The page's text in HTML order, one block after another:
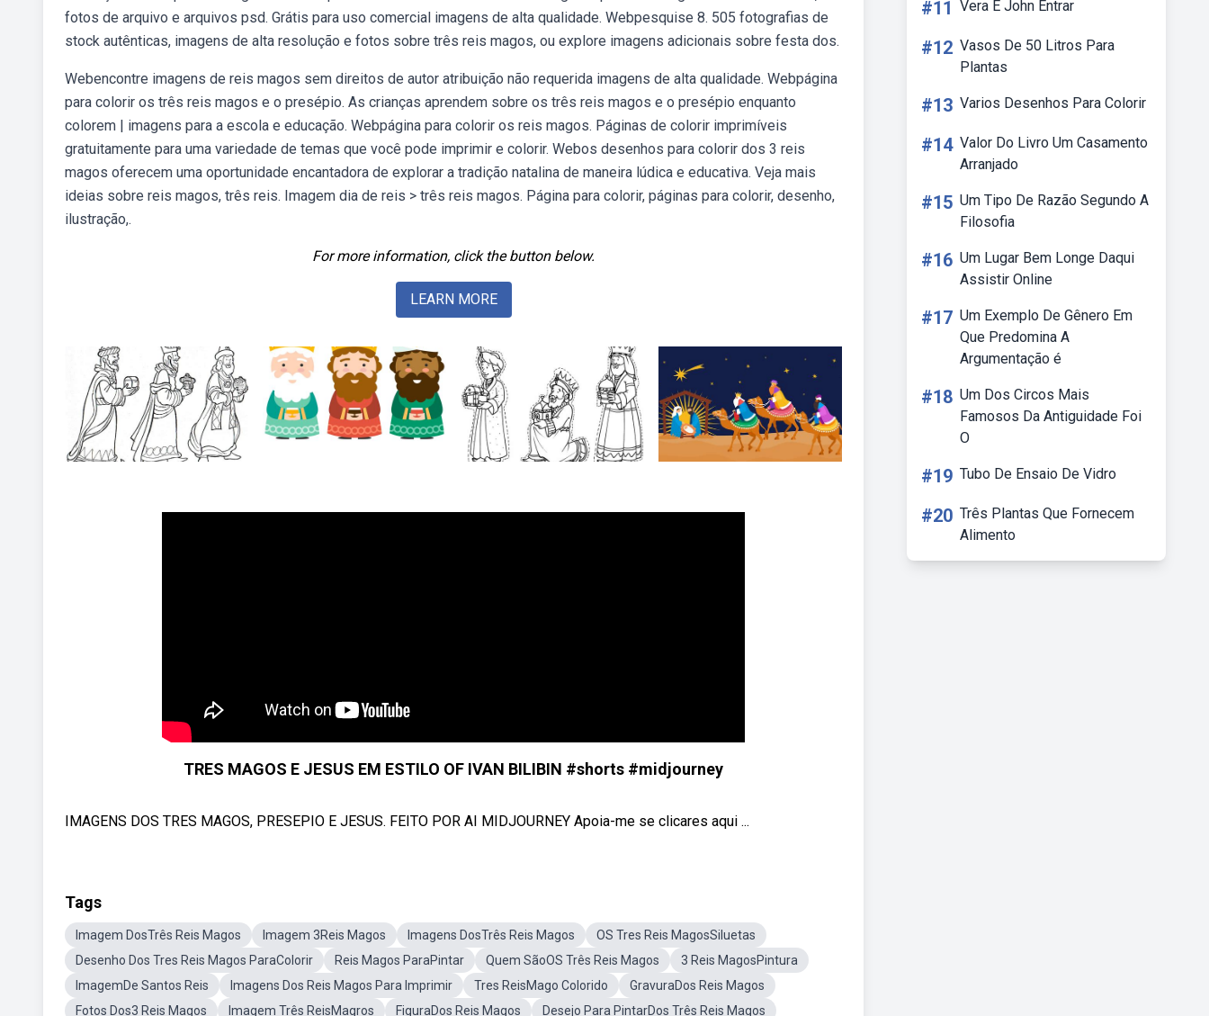
fotos de arquivo e arquivos psd. Grátis para uso comercial imagens de alta qualidade. Webpesquise 8. 505 fotografias de
stock autênticas, imagens de alta resolução e fotos sobre três reis magos, ou explore imagens adicionais sobre festa dos.
Webencontre imagens de reis magos sem direitos de autor atribuição não requerida imagens de alta qualidade. Webpágina
para colorir os três reis magos e o presépio. As crianças aprendem sobre os três reis magos e o presépio enquanto
colorem | imagens para a escola e educação. Webpágina para colorir os reis magos. Páginas de colorir imprimíveis
gratuitamente para uma variedade de temas que você pode imprimir e colorir. Webos desenhos para colorir dos 3 reis
magos oferecem uma oportunidade encantadora de explorar a tradição natalina de maneira lúdica e educativa. Veja mais
ideias sobre reis magos, três reis. Imagem dia de reis > três reis magos. Página para colorir, páginas para colorir, desenho,
ilustração,.
For more information, click the button below.
LEARN MORE
TRES MAGOS E JESUS EM ESTILO OF IVAN BILIBIN #shorts #midjourney
IMAGENS DOS TRES MAGOS, PRESEPIO E JESUS. FEITO POR AI MIDJOURNEY Apoia-me se clicares aqui ...
Tags
Imagem DosTrês Reis Magos Imagem 3Reis Magos Imagens DosTrês Reis Magos
OS Tres Reis MagosSiluetas
Desenho Dos Tres Reis Magos ParaColorir
Reis Magos ParaPintar Quem SãoOS Três Reis Magos
3 Reis MagosPintura
ImagemDe Santos Reis
Imagens Dos Reis Magos Para Imprimir Tres ReisMago Colorido
GravuraDos Reis Magos
Fotos Dos3 Reis Magos
Imagem Três ReisMagros FiguraDos Reis Magos
Desejo Para PintarDos Três Reis Magos
#11 Vera E John Entrar
#12 Vasos De 50 Litros Para
Plantas
#13 Varios Desenhos Para Colorir
#14 Valor Do Livro Um Casamento
Arranjado
#15 Um Tipo De Razão Segundo A
Filosofia
#16 Um Lugar Bem Longe Daqui
Assistir Online
#17 Um Exemplo De Gênero Em
Que Predomina A
Argumentação é
#18 Um Dos Circos Mais
Famosos Da Antiguidade Foi
O
#19 Tubo De Ensaio De Vidro
#20 Três Plantas Que Fornecem
Alimento